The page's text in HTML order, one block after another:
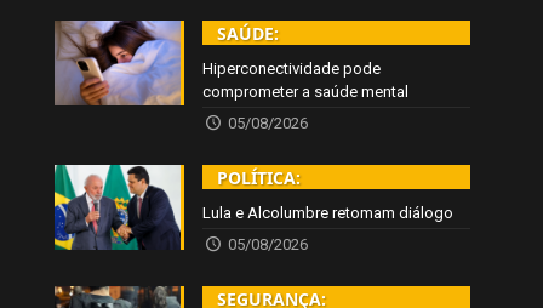
SAÚDE:
Hiperconectividade pode
comprometer a saúde mental
05/08/2026
POLÍTICA:
Lula e Alcolumbre retomam diálogo
05/08/2026
SEGURANÇA: